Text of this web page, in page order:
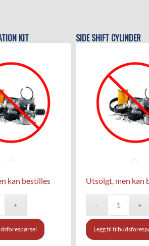
KIT
kan bestilles
SIDE SHIFT CYLINDER
Utsolgt, men kan
Legg til